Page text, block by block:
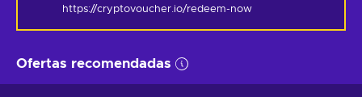
https://cryptovoucher.io/redeem-now
Ofertas recomendadas